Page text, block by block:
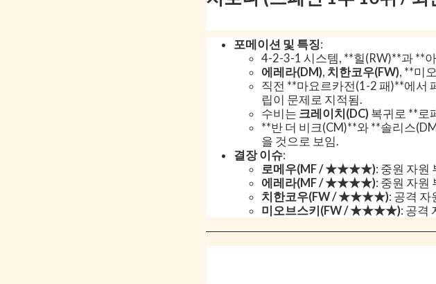
포메이션 및 특징:
4-2-3-1 시스템, **힐(RW)**과 **
에레라(DM), 치한코우(FW), **미
직전 **마요르카전(1-2 패)**에서
립이 문제로 지적됨.
수비는 크레이치(DC) 복귀로 **로
**반 더 비크(CM)**와 **솔리스
을 것으로 보임.
결장 이슈:
로메우(MF / ★★★★): 중원 자원
에레라(MF / ★★★★): 중원 자원
치한코우(FW / ★★★★): 공격 자
미오브스키(FW / ★★★★): 공격